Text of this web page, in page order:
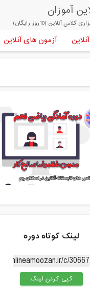
آموزان
کلاس آنلاین (10روز رایگان)
آزمون های آنلاین
لینک کوتاه دوره
کپی کردن لینک